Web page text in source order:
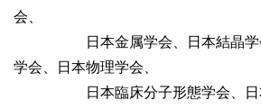
会、
日本金属学会、日本結晶学会
学会、日本物理学会、
日本臨床分子形態学会、日本